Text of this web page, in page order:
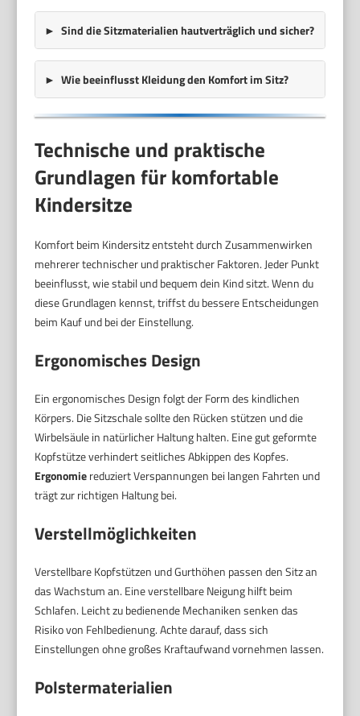
Sind die Sitzmaterialien hautverträglich und sicher?
Wie beeinflusst Kleidung den Komfort im Sitz?
Technische und praktische
Grundlagen für komfortable
Kindersitze
Komfort beim Kindersitz entsteht durch Zusammenwirken
mehrerer technischer und praktischer Faktoren. Jeder Punkt
beeinflusst, wie stabil und bequem dein Kind sitzt. Wenn du
diese Grundlagen kennst, triffst du bessere Entscheidungen
beim Kauf und bei der Einstellung.
Ergonomisches Design
Ein ergonomisches Design folgt der Form des kindlichen
Körpers. Die Sitzschale sollte den Rücken stützen und die
Wirbelsäule in natürlicher Haltung halten. Eine gut geformte
Kopfstütze verhindert seitliches Abkippen des Kopfes.
Ergonomiereduziert Verspannungen bei langen Fahrten und
trägt zur richtigen Haltung bei.
Verstellmöglichkeiten
Verstellbare Kopfstützen und Gurthöhen passen den Sitz an
das Wachstum an. Eine verstellbare Neigung hilft beim
Schlafen. Leicht zu bedienende Mechaniken senken das
Risiko von Fehlbedienung. Achte darauf, dass sich
Einstellungen ohne großes Kraftaufwand vornehmen lassen.
Polstermaterialien